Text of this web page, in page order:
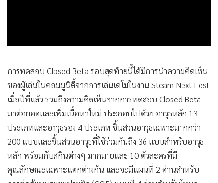
• SMEs
• อินโดจีน
• กองทุนรวม
• Celeb Online
• Factcheck
News1
Gotomanager
การทดสอบ Closed Beta รอบสุดท้ายนี้ได้มีการนำความคิดเห็น
ของผู้เล่นในคอมมูนิตี้จากการเล่นเดโมในงาน Steam Next Fest
เมื่อปีที่แล้ว รวมถึงความคิดเห็นจากการทดสอบ Closed Beta
มาต่อยอดและเพิ่มเนื้อหาใหม่ ประกอบไปด้วย อาวุธหลัก 13
ประเภทและอาวุธรอง 4 ประเภท ชิ้นส่วนอาวุธเฉพาะมากกว่า
200 แบบและชิ้นส่วนอาวุธที่ใช้ร่วมกันถึง 36 แบบสำหรับอาวุธ
หลัก พร้อมกับสกินต่างๆ มากมายและ 10 ตัวละครที่มี
คุณลักษณะเฉพาะแตกต่างกัน และจะมีแผนที่ 2 ด่านสำหรับ